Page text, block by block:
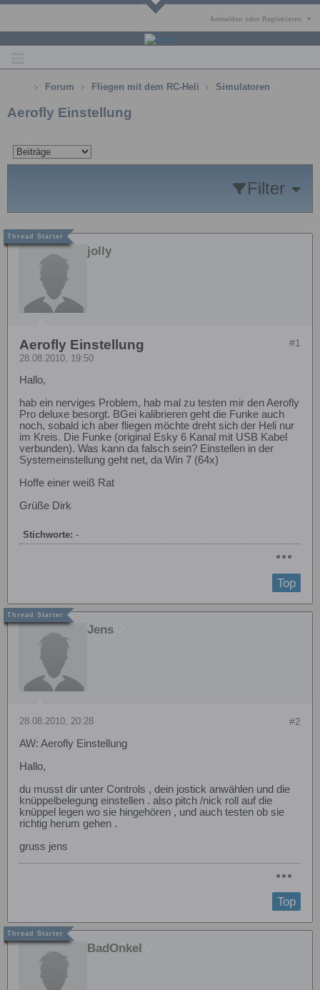
Anmelden oder Registrieren
Forum Fliegen mit dem RC-Heli Simulatoren
Aerofly Einstellung
Filter
jolly
#1
Aerofly Einstellung
28.08.2010, 19:50
Hallo,
hab ein nerviges Problem, hab mal zu testen mir den Aerofly
Pro deluxe besorgt. BGei kalibrieren geht die Funke auch
noch, sobald ich aber fliegen möchte dreht sich der Heli nur
im Kreis. Die Funke (original Esky 6 Kanal mit USB Kabel
verbunden). Was kann da falsch sein? Einstellen in der
Systemeinstellung geht net, da Win 7 (64x)
Hoffe einer weiß Rat
Grüße Dirk
Stichworte: -
Top
Jens
#2
28.08.2010, 20:28
AW: Aerofly Einstellung
Hallo,
du musst dir unter Controls , dein jostick anwählen und die
knüppelbelegung einstellen . also pitch /nick roll auf die
knüppel legen wo sie hingehören , und auch testen ob sie
richtig herum gehen .
gruss jens
Top
BadOnkel